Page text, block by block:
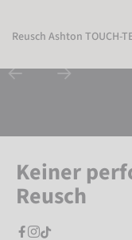
Reusch Ashton TOUCH-
Keiner
Reusch